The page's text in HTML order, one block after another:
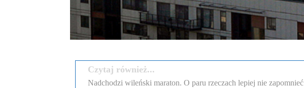
Czytaj również...
Nadchodzi wileński maraton. O paru rzeczach lepiej nie zapomnieć